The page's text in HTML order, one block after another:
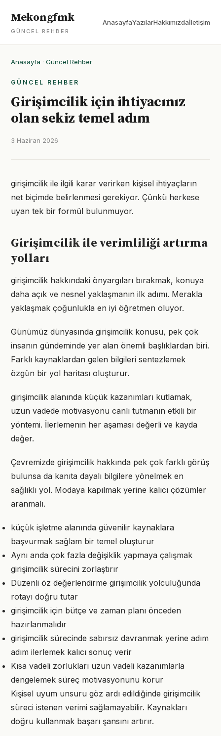
Mekongfmk
GÜNCEL REHBER
AnasayfaYazılarHakkımızdaİletişim
Anasayfa · Güncel Rehber
GÜNCEL REHBER
Girişimcilik için ihtiyacınız
olan sekiz temel adım
3 Haziran 2026
girişimcilik ile ilgili karar verirken kişisel ihtiyaçların
net biçimde belirlenmesi gerekiyor. Çünkü herkese
uyan tek bir formül bulunmuyor.
Girişimcilik ile verimliliği artırma
yolları
girişimcilik hakkındaki önyargıları bırakmak, konuya
daha açık ve nesnel yaklaşmanın ilk adımı. Merakla
yaklaşmak çoğunlukla en iyi öğretmen oluyor.
Günümüz dünyasında girişimcilik konusu, pek çok
insanın gündeminde yer alan önemli başlıklardan biri.
Farklı kaynaklardan gelen bilgileri sentezlemek
özgün bir yol haritası oluşturur.
girişimcilik alanında küçük kazanımları kutlamak,
uzun vadede motivasyonu canlı tutmanın etkili bir
yöntemi. İlerlemenin her aşaması değerli ve kayda
değer.
Çevremizde girişimcilik hakkında pek çok farklı görüş
bulunsa da kanıta dayalı bilgilere yönelmek en
sağlıklı yol. Modaya kapılmak yerine kalıcı çözümler
aranmalı.
küçük işletme alanında güvenilir kaynaklara
başvurmak sağlam bir temel oluşturur
Aynı anda çok fazla değişiklik yapmaya çalışmak
girişimcilik sürecini zorlaştırır
Düzenli öz değerlendirme girişimcilik yolculuğunda
rotayı doğru tutar
girişimcilik için bütçe ve zaman planı önceden
hazırlanmalıdır
girişimcilik sürecinde sabırsız davranmak yerine adım
adım ilerlemek kalıcı sonuç verir
Kısa vadeli zorlukları uzun vadeli kazanımlarla
dengelemek süreç motivasyonunu korur
Kişisel uyum unsuru göz ardı edildiğinde girişimcilik
süreci istenen verimi sağlamayabilir. Kaynakları
doğru kullanmak başarı şansını artırır.